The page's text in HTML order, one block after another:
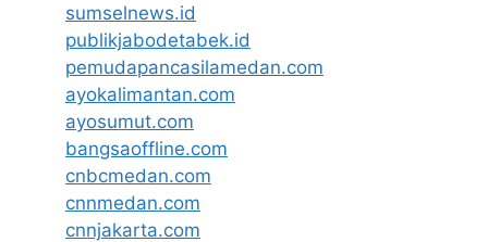
sumselnews.id
publikjabodetabek.id
pemudapancasilamedan.com
ayokalimantan.com
ayosumut.com
bangsaoffline.com
cnbcmedan.com
cnnmedan.com
cnnjakarta.com